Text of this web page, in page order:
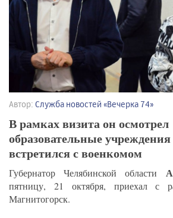
Автор: Служба новостей «Вечерка 74»
В рамках визита он осмотрел
образовательные
встретился с военкомом
Губернатор Челябинской области
пятницу, 21 октября, приехал с
Магнитогорск.